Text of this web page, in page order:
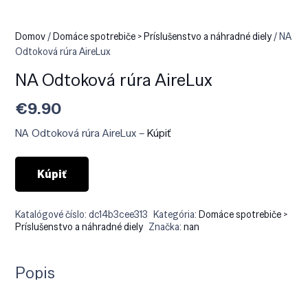
Domov/Domáce spotrebiče > Príslušenstvo a náhradné diely/ NA
Odtoková rúra AireLux
NA Odtoková rúra AireLux
€9.90
NA Odtoková rúra AireLux –Kúpiť
Kúpiť
Katalógové číslo:dc14b3cee313 Kategória:Domáce spotrebiče >
Príslušenstvo a náhradné diely Značka:nan
Popis